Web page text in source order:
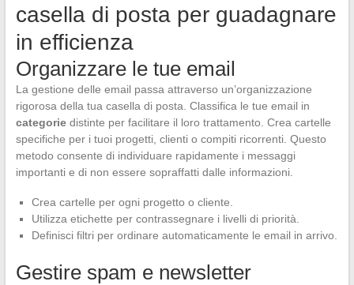
casella di posta per guadagnare
in efficienza
Organizzare le tue email
La gestione delle email passa attraverso un’organizzazione
rigorosa della tua casella di posta. Classifica le tue email in
categoriedistinte per facilitare il loro trattamento. Crea cartelle
specifiche per i tuoi progetti, clienti o compiti ricorrenti. Questo
metodo consente di individuare rapidamente i messaggi
importanti e di non essere sopraffatti dalle informazioni.
Crea cartelle per ogni progetto o cliente.
Utilizza etichette per contrassegnare i livelli di priorità.
Definisci filtri per ordinare automaticamente le email in arrivo.
Gestire spam e newsletter